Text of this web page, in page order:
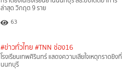
ล่าสุด วิกฤต 9 ราย
63
#ข่าวทั่วไทย #TNN ช่อง16
โรงเรียนเทพศิรินทร์ แสดงความเสียใจเหตุกราดยิงที่
นนทบุรี